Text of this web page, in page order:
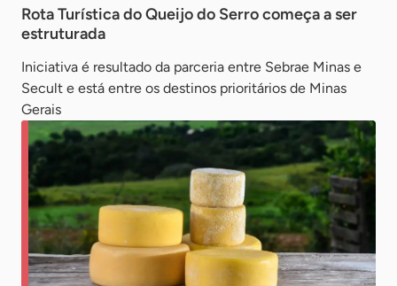
Rota Turística do Queijo do Serro começa a ser
estruturada
Iniciativa é resultado da parceria entre Sebrae Minas e
Secult e está entre os destinos prioritários de Minas
Gerais